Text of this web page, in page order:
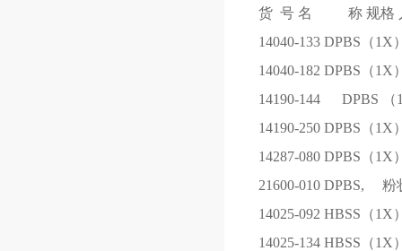
货 号 名 称 规格
14040-133 DPBS（1X
14040-182 DPBS（1X
14190-144
DPBS
14190-250 DPBS（1X
14287-080 DPBS（1X
21600-010 DPBS, 粉
14025-092 HBSS（1X
14025-134 HBSS（1X